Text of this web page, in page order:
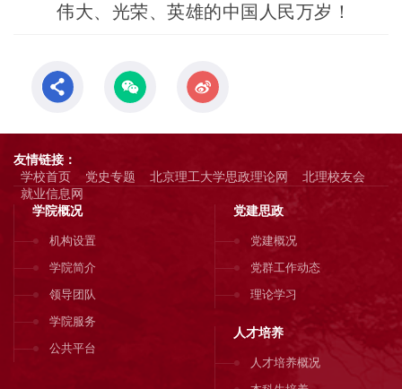
伟大、光荣、英雄的中国人民万岁！
友情链接：
学校首页
党史专题 北京理工大学思政理论网
北理校友会
就业信息网
学院概况
机构设置
学院简介
领导团队
学院服务
公共平台
党建思政
党建概况
党群工作动态
理论学习
人才培养
人才培养概况